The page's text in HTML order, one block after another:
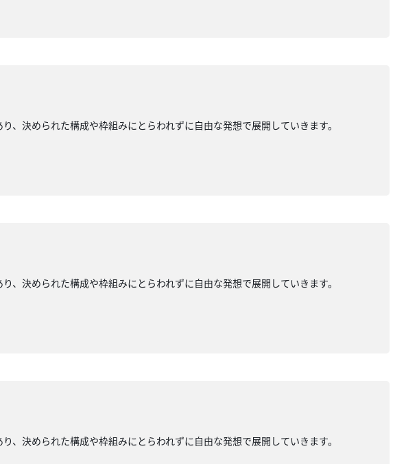
、決められた構成や枠組みにとらわれずに自由な発想で展開していきます。
、決められた構成や枠組みにとらわれずに自由な発想で展開していきます。
、決められた構成や枠組みにとらわれずに自由な発想で展開していきます。